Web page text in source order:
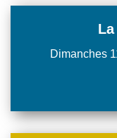
Dimanches